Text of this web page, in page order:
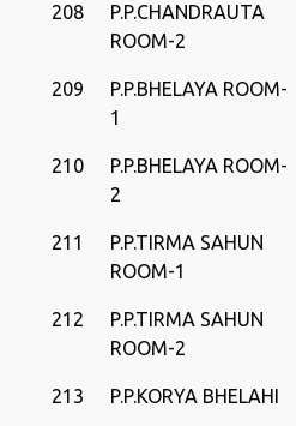
208
P.P.CHANDRAUTA
ROOM-2
209
P.P.BHELAYA ROOM-
1
210
P.P.BHELAYA ROOM-
2
211
P.P.TIRMA SAHUN
ROOM-1
212
P.P.TIRMA SAHUN
ROOM-2
213 P.P.KORYA BHELAHI